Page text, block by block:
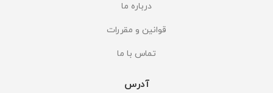
درباره ما
قوانین و مقررات
تماس با ما
آدرس